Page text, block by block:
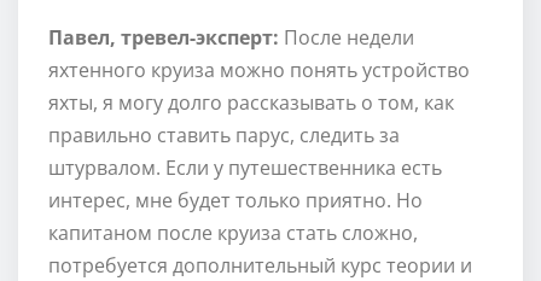
Павел, тревел-эксперт: После недели
яхтенного круиза можно понять устройство
яхты, я могу долго рассказывать о том, как
правильно ставить парус, следить за
штурвалом. Если у путешественника есть
интерес, мне будет только приятно. Но
капитаном после круиза стать сложно,
потребуется дополнительный курс теории и